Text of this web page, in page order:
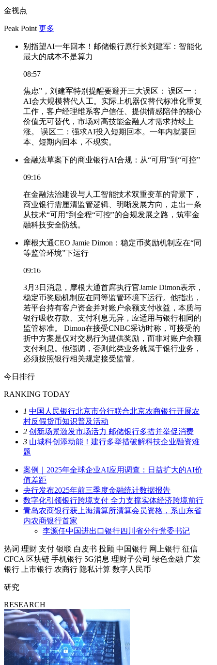
金视点
Peak Point 更多
别指望AI一年回本！邮储银行原行长刘建军：智能化
最大的成本不是算力
08:57
焦虑”，刘建军特别提醒要避开三大误区： 误区一：
AI会大规模替代人工。实际上机器仅替代标准化重复
工作，客户经理维系客户信任、提供情感陪伴的核心
价值无可替代，市场对高技能金融人才需求持续上
涨。 误区二：强求AI投入短期回本。一年内就要回
本、短期内回本，不现实。
金融法草案下的商业银行AI合规：从“可用”到“可控”
09:16
在金融法治建设与人工智能技术双重变革的背景下，
商业银行需厘清监管逻辑、明晰发展方向，走出一条
从技术“可用”到全程“可控”的合规发展之路，筑牢金
融科技安全防线。
摩根大通CEO Jamie Dimon：稳定币奖励机制应在“同
等监管环境”下运行
09:16
3月3日消息，摩根大通首席执行官Jamie Dimon表示，
稳定币奖励机制应在同等监管环境下运行。他指出，
若平台持有客户资金并对账户余额支付收益，本质与
银行吸收存款、支付利息无异，应适用与银行相同的
监管标准。 Dimon在接受CNBC采访时称，可接受的
折中方案是仅对交易行为提供奖励，而非对账户余额
支付利息。他强调，否则此类业务就属于银行业务，
必须按照银行相关规定接受监管。
今日排行
RANKING TODAY
1 中国人民银行北京市分行联合北京农商银行开展农
村反假货币知识普及活动
2 创新场景激发市场活力 邮储银行多措并举促消费
3 山城科创添动能！建行多举措破解科技企业融资难
题
案例｜2025年全球企业AI应用调查：日益扩大的AI价
值差距
央行发布2025年前三季度金融统计数据报告
数字化引领银行跨境支付 全力支撑实体经济跨境前行
青岛农商银行获上海清算所清算会员资格，系山东省
内农商银行首家
李源任中国进出口银行四川省分行党委书记
热词 理财 支付 银联 白皮书 投顾 中国银行 网上银行 征信
CFCA 区块链 手机银行 5G消息 理财子公司 绿色金融 广发
银行
上市银行 农商行 隐私计算 数字人民币
研究
RESEARCH